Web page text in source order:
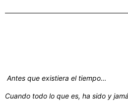
Antes que existiera el tiempo…
Cuando todo lo que es, ha sido y